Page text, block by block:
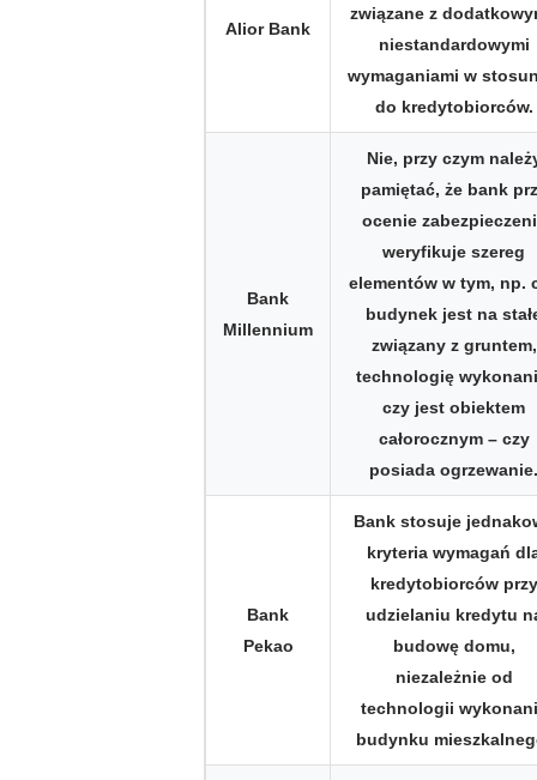
Alior Bank
związane z
niestandardowymi
wymaganiami w
do kredytobiorców.
Bank
Millennium
Nie, przy czym
pamiętać, że bank
ocenie
weryfikuje szereg
elementów w tym, np.
budynek jest na
związany z gruntem,
technologię
czy jest obiektem
całorocznym – czy
posiada ogrzewanie.
Bank
Pekao
Bank stosuje
kryteria wymagań
kredytobiorców przy
udzielaniu kredytu
budowę domu,
niezależnie od
technologii
budynku